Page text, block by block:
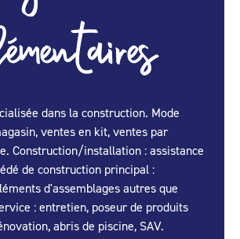
dans la construction. Mode
ventes en kit, ventes par
Construction/installation : assistance
de construction principal :
d'assemblages autres que
: entretien, poseur de produits
abris de piscine, SAV.